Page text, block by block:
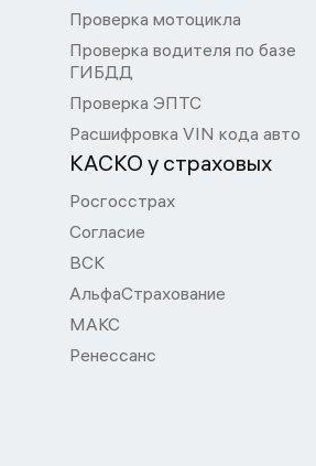
Проверка мотоцикла
Проверка водителя по базе
ГИБДД
Проверка ЭПТС
Расшифровка VIN кода авто
КАСКО у страховых
Росгосстрах
Согласие
ВСК
АльфаСтрахование
МАКС
Ренессанс